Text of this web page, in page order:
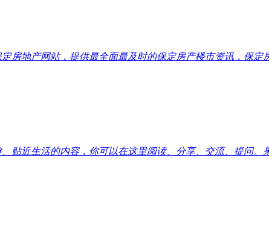
房地产网站，提供最全面最及时的保定房产楼市资讯，保
贴近生活的内容，你可以在这里阅读、分享、交流、提问。